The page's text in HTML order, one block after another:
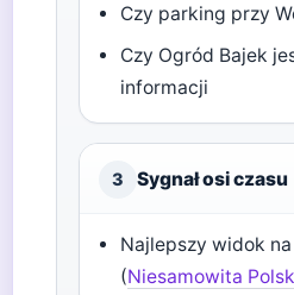
Czy parking przy
Czy Ogród Bajek
informacji
3 Sygnał osi czasu
Najlepszy widok
(Niesamowita